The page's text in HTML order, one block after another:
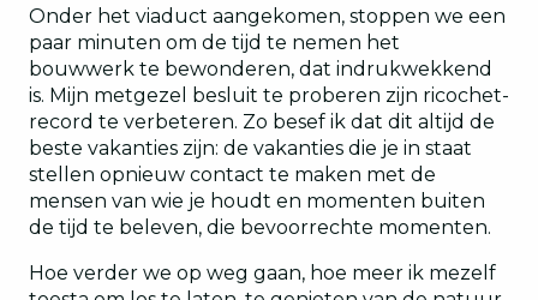
Onder het viaduct aangekomen, stoppen we een
paar minuten om de tijd te nemen het
bouwwerk te bewonderen, dat indrukwekkend
is. Mijn metgezel besluit te proberen zijn ricochet-
record te verbeteren. Zo besef ik dat dit altijd de
beste vakanties zijn: de vakanties die je in staat
stellen opnieuw contact te maken met de
mensen van wie je houdt en momenten buiten
de tijd te beleven, die bevoorrechte momenten.
Hoe verder we op weg gaan, hoe meer ik mezelf